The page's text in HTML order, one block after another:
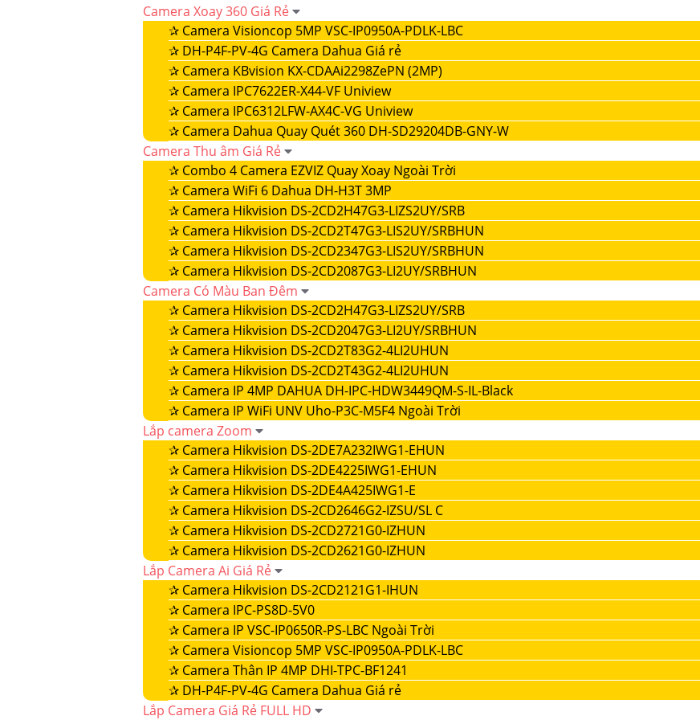
Camera Xoay 360 Giá Rẻ
✰ Camera Visioncop 5MP VSC-IP0950A-PDLK-LBC
✰ DH-P4F-PV-4G Camera Dahua Giá rẻ
✰ Camera KBvision KX-CDAAi2298ZePN (2MP)
✰ Camera IPC7622ER-X44-VF Uniview
✰ Camera IPC6312LFW-AX4C-VG Uniview
✰ Camera Dahua Quay Quét 360 DH-SD29204DB-GNY-W
Camera Thu âm Giá Rẻ
✰ Combo 4 Camera EZVIZ Quay Xoay Ngoài Trời
✰ Camera WiFi 6 Dahua DH-H3T 3MP
✰ Camera Hikvision DS-2CD2H47G3-LIZS2UY/SRB
✰ Camera Hikvision DS-2CD2T47G3-LIS2UY/SRBHUN
✰ Camera Hikvision DS-2CD2347G3-LIS2UY/SRBHUN
✰ Camera Hikvision DS-2CD2087G3-LI2UY/SRBHUN
Camera Có Màu Ban Đêm
✰ Camera Hikvision DS-2CD2H47G3-LIZS2UY/SRB
✰ Camera Hikvision DS-2CD2047G3-LI2UY/SRBHUN
✰ Camera Hikvision DS-2CD2T83G2-4LI2UHUN
✰ Camera Hikvision DS-2CD2T43G2-4LI2UHUN
✰ Camera IP 4MP DAHUA DH-IPC-HDW3449QM-S-IL-Black
✰ Camera IP WiFi UNV Uho-P3C-M5F4 Ngoài Trời
Lắp camera Zoom
✰ Camera Hikvision DS-2DE7A232IWG1-EHUN
✰ Camera Hikvision DS-2DE4225IWG1-EHUN
✰ Camera Hikvision DS-2DE4A425IWG1-E
✰ Camera Hikvision DS-2CD2646G2-IZSU/SL C
✰ Camera Hikvision DS-2CD2721G0-IZHUN
✰ Camera Hikvision DS-2CD2621G0-IZHUN
Lắp Camera Ai Giá Rẻ
✰ Camera Hikvision DS-2CD2121G1-IHUN
✰ Camera IPC-PS8D-5V0
✰ Camera IP VSC-IP0650R-PS-LBC Ngoài Trời
✰ Camera Visioncop 5MP VSC-IP0950A-PDLK-LBC
✰ Camera Thân IP 4MP DHI-TPC-BF1241
✰ DH-P4F-PV-4G Camera Dahua Giá rẻ
Lắp Camera Giá Rẻ FULL HD